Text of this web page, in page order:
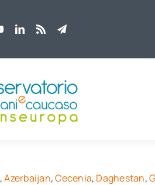
,Azerbaijan,Cecenia, Daghestan,